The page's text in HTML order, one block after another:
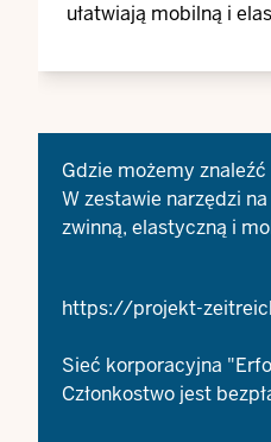
ułatwiają mobilną i
Gdzie możemy
W zestawie narzędzi
zwinną, elastyczną i
https://projekt-
Sieć korporacyjna
Członkostwo jest